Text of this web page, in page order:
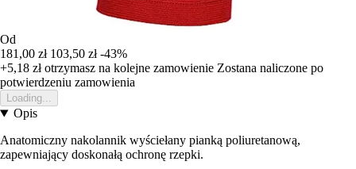
Od
181,00 zł 103,50 zł -43%
+5,18 złotrzymasz na kolejne zamowienie Zostana naliczone po
potwierdzeniu zamowienia
Loading...
Opis
Anatomiczny nakolannik wyściełany pianką poliuretanową,
zapewniający doskonałą ochronę rzepki.